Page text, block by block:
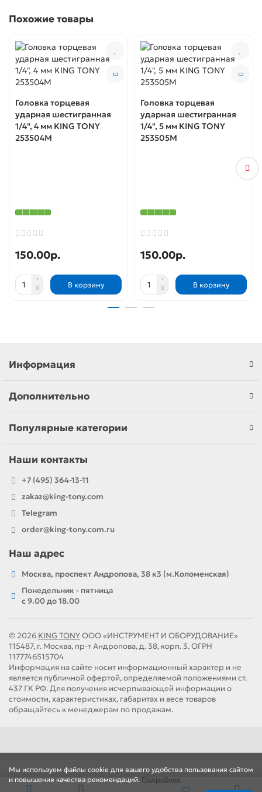
Похожие товары
Головка торцевая
ударная шестигранная
1/4", 4 мм KING TONY
253504M
150.00р.
В корзину
Головка торцевая
ударная шестигранная
1/4", 5 мм KING TONY
253505M
150.00р.
В корзину
Мы используем файлы cookie для вашего удобства пользования сайтом
и повышения качества рекомендаций. Подробнее
Информация
Дополнительно
Популярные категории
Наши контакты
+7 (495) 364-13-11
zakaz@king-tony.com
Telegram
order@king-tony.com.ru
Наш адрес
Москва, проспект Андропова, 38 к3 (м.Коломенская)
Понедельник - пятница
c 9.00 до 18.00
© 2026 KING TONYООО «ИНСТРУМЕНТ И ОБОРУДОВАНИЕ»
115487, г. Москва, пр-т Андропова, д. 38, корп. 3. ОГРН
1177746515704
Информация на сайте носит информационный характер и не
является публичной офертой, определяемой положениями ст.
437 ГК РФ. Для получения исчерпывающей информации о
стоимости, характеристиках, габаритах и весе товаров
обращайтесь к менеджерам по продажам.